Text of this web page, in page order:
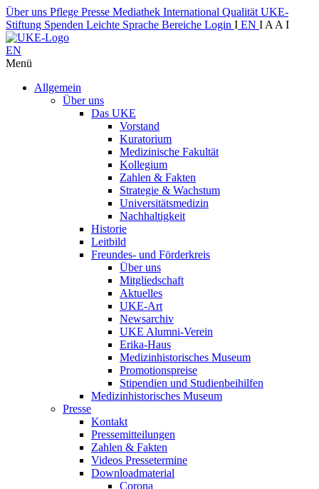
Über uns Pflege Presse Mediathek International Qualität UKE-
Stiftung Spenden Leichte Sprache Bereiche Login I EN I A A I
EN
Menü
Allgemein
Über uns
Das UKE
Vorstand
Kuratorium
Medizinische Fakultät
Kollegium
Zahlen & Fakten
Strategie & Wachstum
Universitätsmedizin
Nachhaltigkeit
Historie
Leitbild
Freundes- und Förderkreis
Über uns
Mitgliedschaft
Aktuelles
UKE-Art
Newsarchiv
UKE Alumni-Verein
Erika-Haus
Medizinhistorisches Museum
Promotionspreise
Stipendien und Studienbeihilfen
Medizinhistorisches Museum
Presse
Kontakt
Pressemitteilungen
Zahlen & Fakten
Videos Pressetermine
Downloadmaterial
Corona